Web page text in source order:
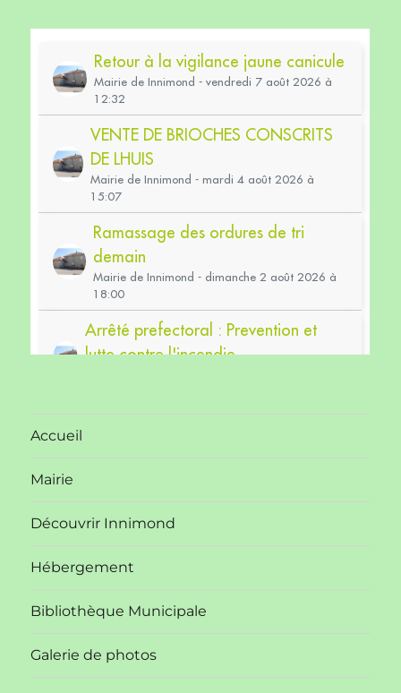
Accueil
Mairie
Découvrir Innimond
Hébergement
Bibliothèque Municipale
Galerie de photos